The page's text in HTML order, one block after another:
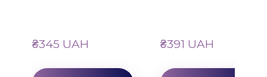
₴345 UAH ₴391 UAH